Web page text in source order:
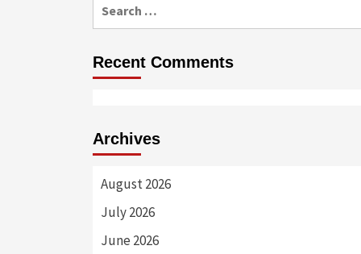
for:
Recent Comments
Archives
August 2026
July 2026
June 2026